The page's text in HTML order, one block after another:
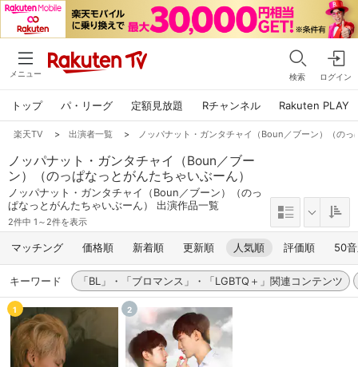
メニュー 検索 ログイン
トップ パ・リーグ 定額見放題 Rチャンネル Rakuten PLAY
楽天TV > 出演者一覧 > ノッパナット・ガンタチャイ（Boun／ブーン）（の
ノッパナット・ガンタチャイ（Boun／ブー
ン）（のっぱなっとがんたちゃいぶーん）
ノッパナット・ガンタチャイ（Boun／ブーン）（のっ
ぱなっとがんたちゃいぶーん） 出演作品一覧
2件中 1～2件を表示
マッチング 価格順 新着順 更新順 人気順 評価順 50
キーワード 「BL」・「ブロマンス」・「LGBTQ＋」関連コンテンツ
1 2